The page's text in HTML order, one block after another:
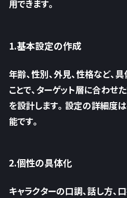
用できます。
1.基本設定の作成
年齢、性別、外見、性格など、
ことで、ターゲット層に合わせ
を設計します。設定の詳細度
能です。
2.個性の具体化
キャラクターの口調、話し方、